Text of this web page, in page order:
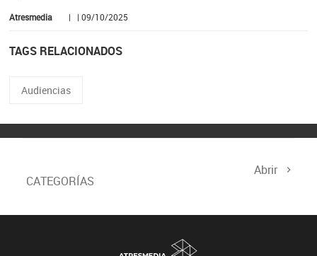
Atresmedia | | 09/10/2025
TAGS RELACIONADOS
Audiencias
CATEGORÍAS
Abrir